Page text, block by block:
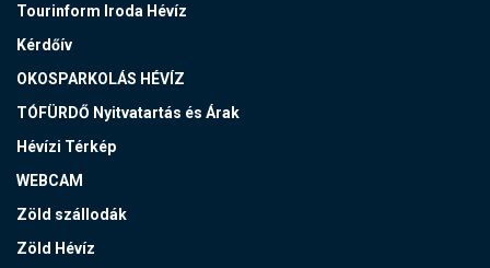
Tourinform Iroda Hévíz
Kérdőív
OKOSPARKOLÁS HÉVÍZ
TÓFÜRDŐ Nyitvatartás és Árak
Hévízi Térkép
WEBCAM
Zöld szállodák
Zöld Hévíz